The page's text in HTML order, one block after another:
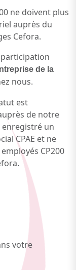
ne doivent plus
auprès du
Cefora.
de la
nous.
est
de notre
un
CPAE et ne
CP200
votre